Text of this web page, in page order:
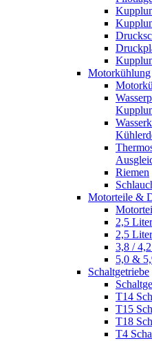
Motorkühlung
Riemen
Motorteile &
2,5
2,5
3,8 /
5,0 &
Schaltgetriebe
T14
T15
T18
T4